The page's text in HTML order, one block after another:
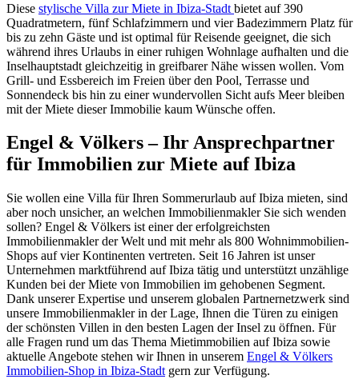
Diese stylische Villa zur Miete in Ibiza-Stadt bietet auf 390
Quadratmetern, fünf Schlafzimmern und vier Badezimmern Platz für
bis zu zehn Gäste und ist optimal für Reisende geeignet, die sich
während ihres Urlaubs in einer ruhigen Wohnlage aufhalten und die
Inselhauptstadt gleichzeitig in greifbarer Nähe wissen wollen. Vom
Grill- und Essbereich im Freien über den Pool, Terrasse und
Sonnendeck bis hin zu einer wundervollen Sicht aufs Meer bleiben
mit der Miete dieser Immobilie kaum Wünsche offen.
Engel & Völkers – Ihr Ansprechpartner
für Immobilien zur Miete auf Ibiza
Sie wollen eine Villa für Ihren Sommerurlaub auf Ibiza mieten, sind
aber noch unsicher, an welchen Immobilienmakler Sie sich wenden
sollen? Engel & Völkers ist einer der erfolgreichsten
Immobilienmakler der Welt und mit mehr als 800 Wohnimmobilien-
Shops auf vier Kontinenten vertreten. Seit 16 Jahren ist unser
Unternehmen marktführend auf Ibiza tätig und unterstützt unzählige
Kunden bei der Miete von Immobilien im gehobenen Segment.
Dank unserer Expertise und unserem globalen Partnernetzwerk sind
unsere Immobilienmakler in der Lage, Ihnen die Türen zu einigen
der schönsten Villen in den besten Lagen der Insel zu öffnen. Für
alle Fragen rund um das Thema Mietimmobilien auf Ibiza sowie
aktuelle Angebote stehen wir Ihnen in unserem Engel & Völkers
Immobilien-Shop in Ibiza-Stadt gern zur Verfügung.